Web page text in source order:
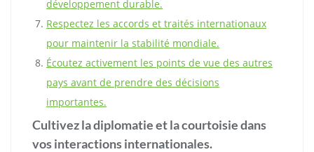
développement durable.
Respectez les accords et traités internationaux
pour maintenir la stabilité mondiale.
Écoutez activement les points de vue des autres
pays avant de prendre des décisions
importantes.
Cultivez la diplomatie et la courtoisie dans
vos interactions internationales.